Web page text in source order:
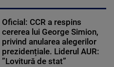
Oficial: CCR a respins
cererea lui George Simion,
privind anularea alegerilor
prezidențiale. Liderul AUR:
”Lovitură de stat”